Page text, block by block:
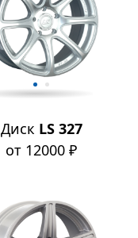
Диск LS 327
от 12000 ₽